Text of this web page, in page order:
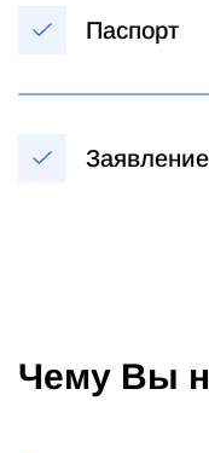
Паспорт
Чему Вы